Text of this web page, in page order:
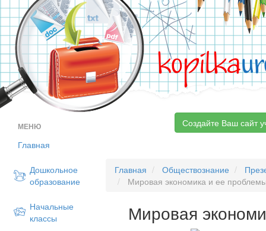
kopilka
МЕНЮ
Главная
Дошкольное
образование
Начальные
классы
Создайте Ваш сайт
Главная Обществознание
Мировая экономика и ее
Мировая